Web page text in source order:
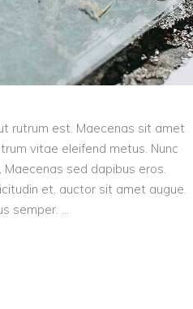
rutrum est. Maecenas sit amet
vitae eleifend metus. Nunc
sed dapibus eros.
et, auctor sit amet augue.
semper.